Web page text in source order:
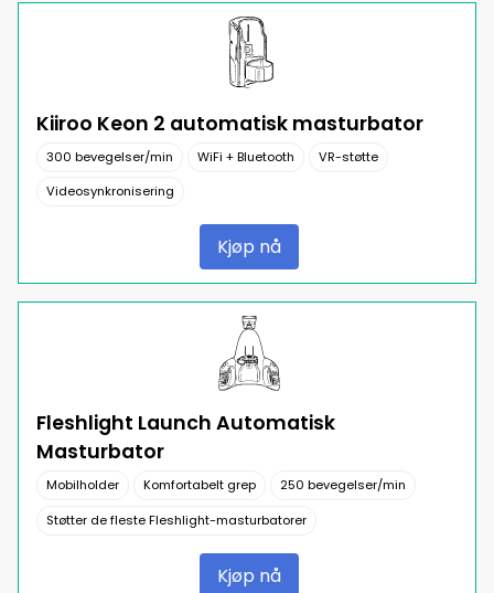
Kiiroo Keon 2 automatisk masturbator
300 bevegelser/min WiFi + Bluetooth
VR-støtte
Videosynkronisering
Kjøp nå
Fleshlight Launch Automatisk
Masturbator
Mobilholder Komfortabelt grep
250 bevegelser/min
Støtter de fleste Fleshlight-masturbatorer
Kjøp nå